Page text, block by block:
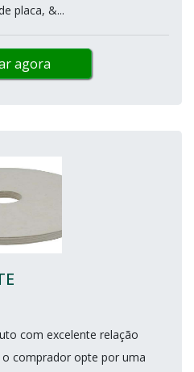
placa, &...
agora
com excelente relação
comprador opte por uma